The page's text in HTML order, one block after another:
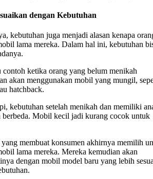
dengan Kebutuhan
kebutuhan juga menjadi alasan kenapa
lama mereka. Dalam hal ini, kebutuhan
contoh ketika orang yang belum menikah
akan menggunakan mobil yang mungil,
hatchback.
kebutuhan setelah menikah dan memiliki
berbeda. Mobil kecil jadi kurang cocok untuk
membuat konsumen akhirnya memilih
lama mereka. Mereka kemudian akan
dengan mobil model baru yang lebih